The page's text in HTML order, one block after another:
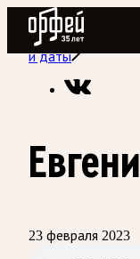
Радио Орфей
Радио
и даты
23 февраля 2023